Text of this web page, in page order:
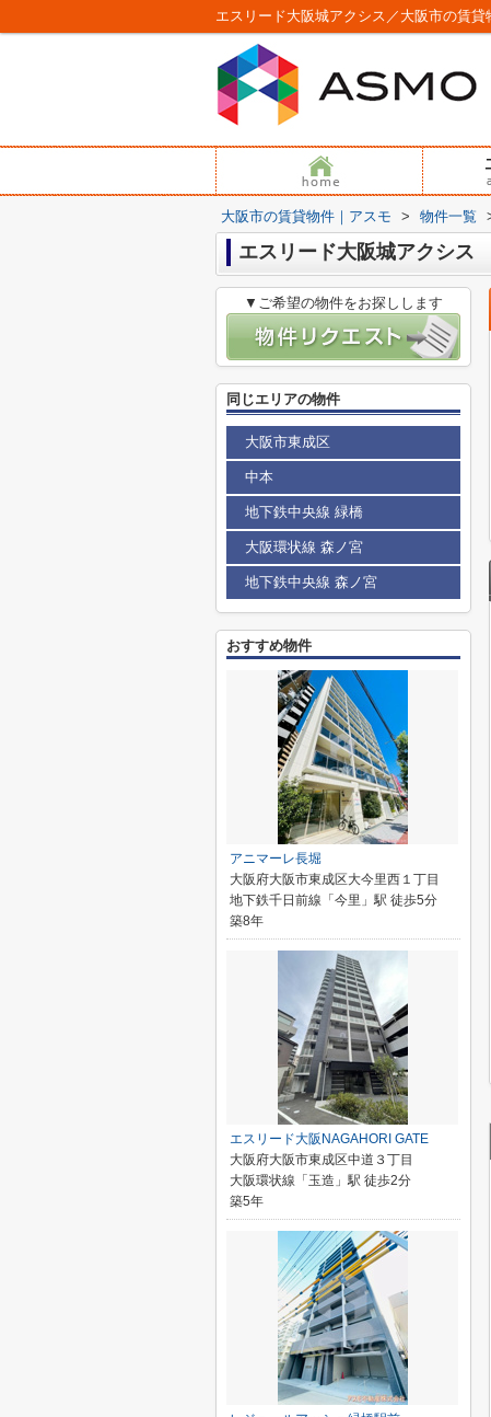
エスリード大阪城アクシス／大阪市の賃貸
大阪市の賃貸物件｜アスモ > 物件一覧
エスリード大阪城アクシス
▼ご希望の物件をお探しします
同じエリアの物件
大阪市東成区
中本
地下鉄中央線 緑橋
大阪環状線 森ノ宮
地下鉄中央線 森ノ宮
おすすめ物件
アニマーレ長堀
大阪府大阪市東成区大今里西１丁目
地下鉄千日前線「今里」駅 徒歩5分
築8年
エスリード大阪NAGAHORI GATE
大阪府大阪市東成区中道３丁目
大阪環状線「玉造」駅 徒歩2分
築5年